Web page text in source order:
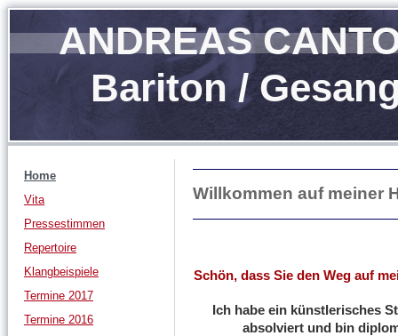
ANDREAS
Bariton /
Home
Vita
Pressestimmen
Repertoire
Klangbeispiele
Termine 2017
Termine 2016
Willkommen auf meiner
Schön, dass Sie den Weg auf
Ich habe ein künstlerisches
absolviert und bin